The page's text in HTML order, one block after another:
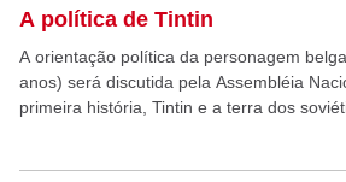
A política de Tintin
A orientação política da personagem
anos) será discutida pela Assembléia
primeira história, Tintin e a terra dos